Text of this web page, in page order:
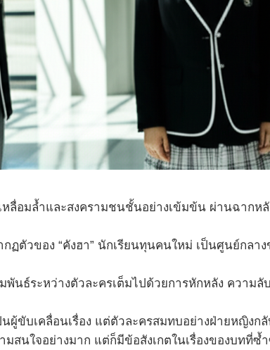
ลื่อมล้ำและสงครามชนชั้นอย่างเข้มข้น ผ่านฉากห
กฏตัวของ “คังฮา” นักเรียนทุนคนใหม่ เป็นศูนย์กลา
พันธ์ระหว่างตัวละครเต็มไปด้วยการหักหลัง ความ
นผู้ขับเคลื่อนเรื่อง แต่ตัวละครสมทบอย่างฝ่ายหญิง
มสนใจอย่างมาก แต่ก็มีข้อสังเกตในเรื่องของบทที่